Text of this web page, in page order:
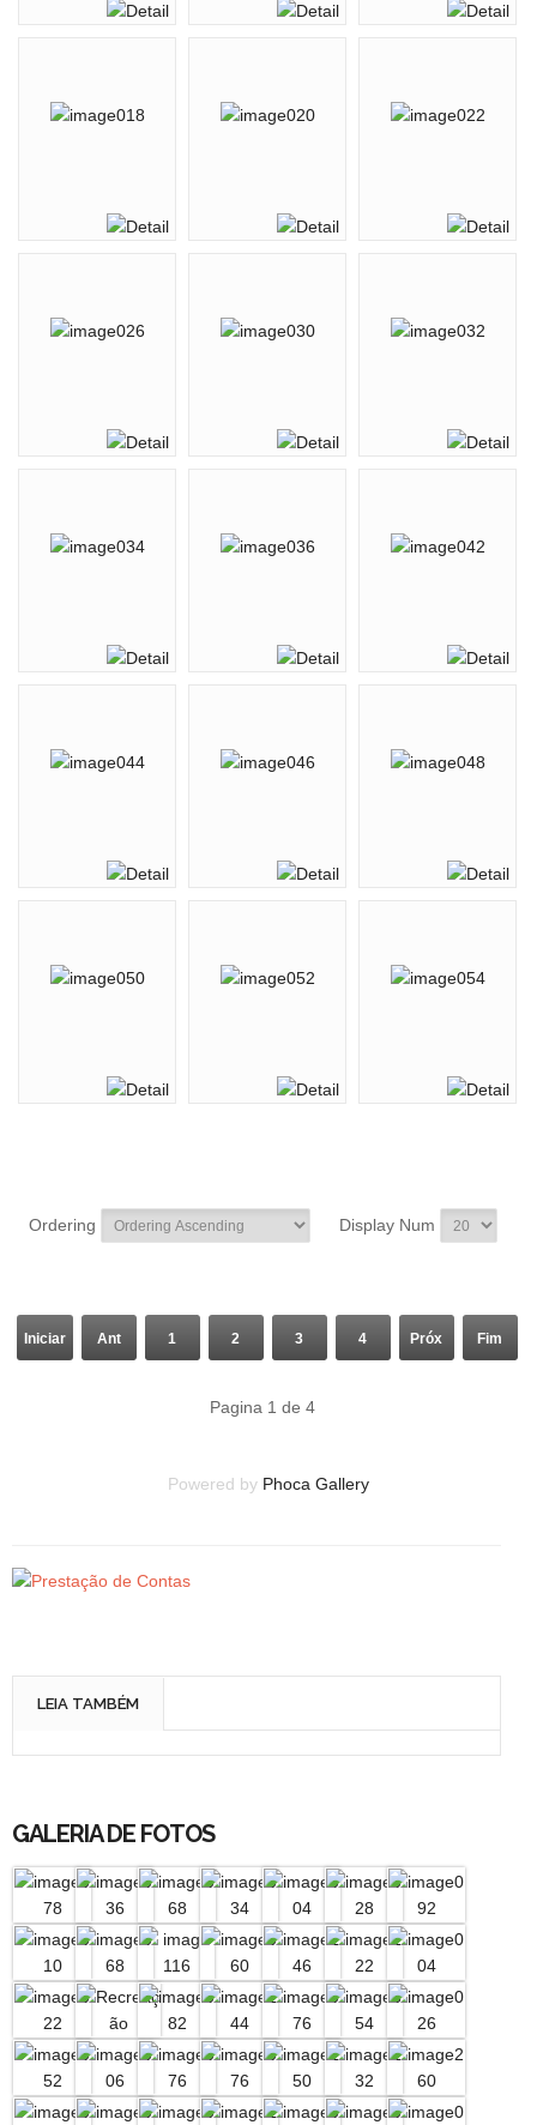
Ordering Display Num
Iniciar Ant 1 2 3 4 Próx Fim
Pagina 1 de 4
Powered by Phoca Gallery
LEIA TAMBÉM
GALERIA DE FOTOS